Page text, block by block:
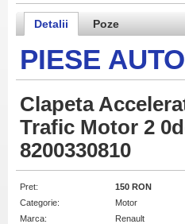
Detalii Poze
PIESE
Clapeta
Trafic Motor 2
8200330810
Pret:
150 RON
Categorie:
Motor
Marca:
Renault